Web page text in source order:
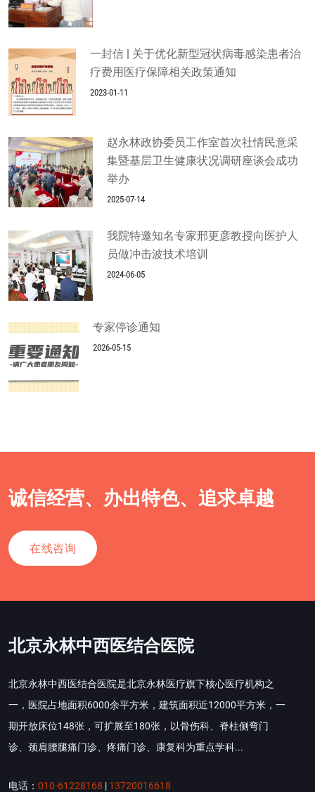
一封信 | 关于优化新型冠状病毒感染患者治
疗费用医疗保障相关政策通知
2023-01-11
赵永林政协委员工作室首次社情民意采
集暨基层卫生健康状况调研座谈会成功
举办
2025-07-14
我院特邀知名专家邢更彦教授向医护人
员做冲击波技术培训
2024-06-05
专家停诊通知
2026-05-15
诚信经营、办出特色、追求卓越
在线咨询
北京永林中西医结合医院
北京永林中西医结合医院是北京永林医疗旗下核心医疗机构之
一，医院占地面积6000余平方米，建筑面积近12000平方米，一
期开放床位148张，可扩展至180张，以骨伤科、脊柱侧弯门
诊、颈肩腰腿痛门诊、疼痛门诊、康复科为重点学科...
电话： 010-61228168 | 13720016618